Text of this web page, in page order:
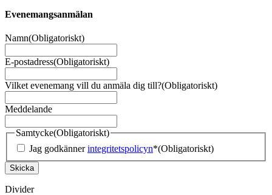
Evenemangsanmälan
Namn(Obligatoriskt)
E-postadress(Obligatoriskt)
Vilket evenemang vill du anmäla dig till?(Obligatoriskt)
Meddelande
Samtycke(Obligatoriskt)
Jag godkännerintegritetspolicyn*(Obligatoriskt)
Skicka
Divider